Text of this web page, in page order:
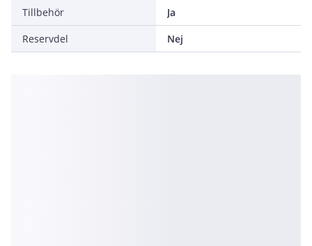
Tillbehör
Ja
Reservdel
Nej